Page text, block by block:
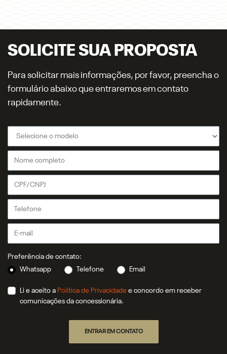
SOLICITE SUA PROPOSTA
Para solicitar mais informações, por favor, preencha o
formulário abaixo que entraremos em contato
rapidamente.
Preferência de contato:
Whatsapp
Telefone Email
Li e aceito a Política de Privacidade e concordo em receber
comunicações da concessionária.
ENTRAR EM CONTATO